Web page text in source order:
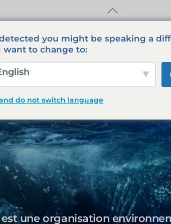
une organisation
Retour
au
de
page
you might be speaking a
want to change to:
do not switch language